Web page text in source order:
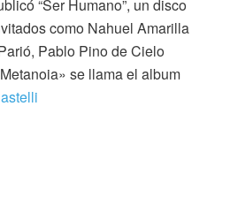
“Ser Humano”, un disco
como Nahuel Amarilla
Pablo Pino de Cielo
se llama el album